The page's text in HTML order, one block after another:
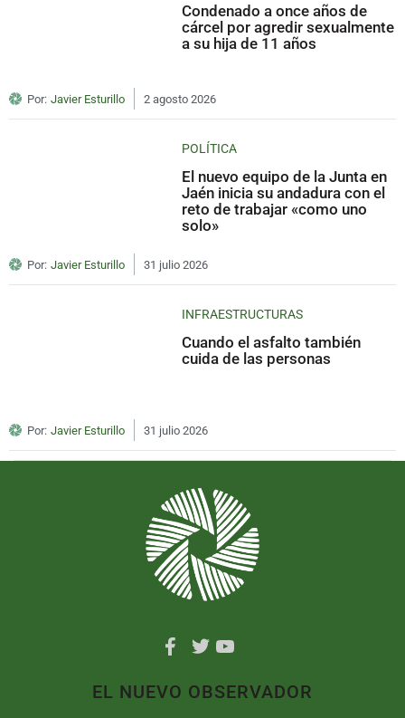
Condenado a once años de
cárcel por agredir sexualmente
a su hija de 11 años
Por: Javier Esturillo 2 agosto 2026
POLÍTICA
El nuevo equipo de la Junta en
Jaén inicia su andadura con el
reto de trabajar «como uno
solo»
Por: Javier Esturillo 31 julio 2026
INFRAESTRUCTURAS
Cuando el asfalto también
cuida de las personas
Por: Javier Esturillo 31 julio 2026
EL NUEVO OBSERVADOR